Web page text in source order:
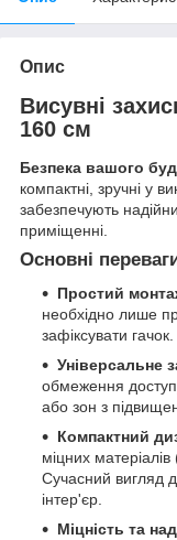
Опис
Висувні
160 см
Безпека вашого
компактні, зручні у
забезпечують
приміщенні.
Основні
Простий
необхідно лише
зафіксувати гачок.
Універсальне
обмеження
або зон з
Компактний
міцних
Сучасний вигляд
інтер'єр.
Міцність та